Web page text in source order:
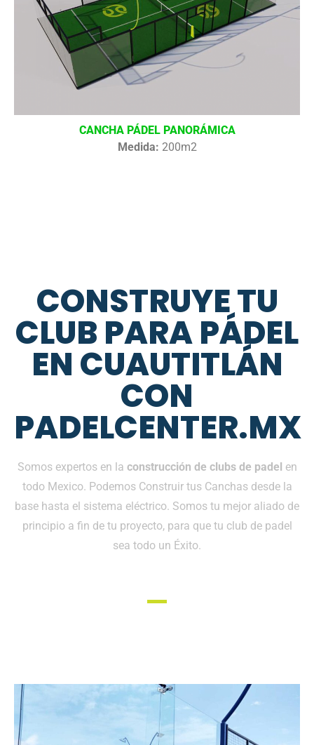
CANCHA PÁDEL PANORÁMICA
Medida: 200m2
CONSTRUYE TU
CLUB PARA PÁDEL
EN CUAUTITLÁN
CON
PADELCENTER.MX
Somos expertos en la construcción de clubs de padel en
todo Mexico. Podemos Construir tus Canchas desde la
base hasta el sistema eléctrico. Somos tu mejor aliado de
principio a fin de tu proyecto, para que tu club de padel
sea todo un Éxito.